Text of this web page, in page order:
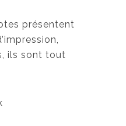
présentent
ils sont tout